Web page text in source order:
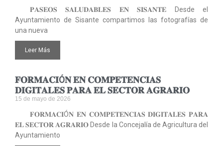
𝐏𝐀𝐒𝐄𝐎𝐒 𝐒𝐀𝐋𝐔𝐃𝐀𝐁𝐋𝐄𝐒 𝐄𝐍 𝐒𝐈𝐒𝐀𝐍𝐓𝐄 Desde el
Ayuntamiento de Sisante compartimos las fotografías de
una nueva
Leer Más
𝐅𝐎𝐑𝐌𝐀𝐂𝐈Ó𝐍 𝐄𝐍 𝐂𝐎𝐌𝐏𝐄𝐓𝐄𝐍𝐂𝐈𝐀𝐒
𝐃𝐈𝐆𝐈𝐓𝐀𝐋𝐄𝐒 𝐏𝐀𝐑𝐀 𝐄𝐋 𝐒𝐄𝐂𝐓𝐎𝐑 𝐀𝐆𝐑𝐀𝐑𝐈𝐎
15 de mayo de 2026
𝐅𝐎𝐑𝐌𝐀𝐂𝐈Ó𝐍 𝐄𝐍 𝐂𝐎𝐌𝐏𝐄𝐓𝐄𝐍𝐂𝐈𝐀𝐒 𝐃𝐈𝐆𝐈𝐓𝐀𝐋𝐄𝐒 𝐏𝐀𝐑𝐀
𝐄𝐋 𝐒𝐄𝐂𝐓𝐎𝐑 𝐀𝐆𝐑𝐀𝐑𝐈𝐎 Desde la Concejalía de Agricultura del
Ayuntamiento